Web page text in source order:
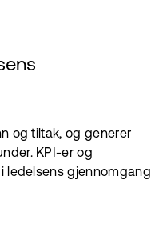
og tiltak, og generer
KPI-er og
ledelsens gjennom­gang